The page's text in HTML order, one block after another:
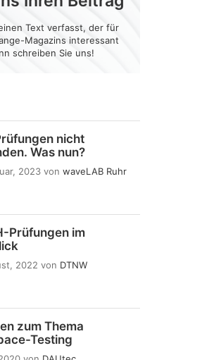
nicht
Was nun?
2023 von waveLAB Ruhr
Prüfungen im
2022 von DTNW
zum Thema
Testing
Text verfasst, der für
Magazins interessant
schreiben Sie uns!